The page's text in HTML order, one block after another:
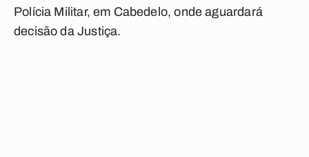
Polícia Militar, em Cabedelo, onde aguardará
decisão da Justiça.